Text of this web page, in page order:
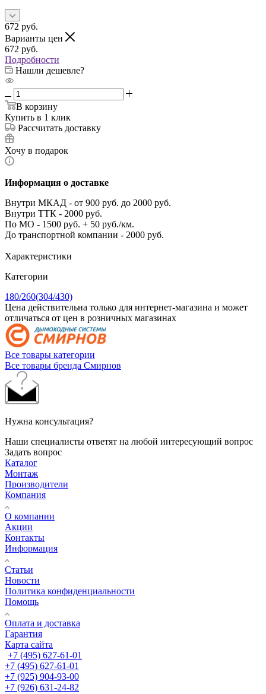
672 руб.
Варианты цен
672 руб.
Подробности
Нашли дешевле?
В корзину
Купить в 1 клик
Рассчитать доставку
Хочу в подарок
Информация о доставке
Внутри МКАД - от 900 руб. до 2000 руб.
Внутри ТТК - 2000 руб.
По МО - 1500 руб. + 50 руб./км.
До транспортной компании - 2000 руб.
Характеристики
Категории
180/260(304/430)
Цена действительна только для интернет-магазина и может
отличаться от цен в розничных магазинах
Все товары категории
Все товары бренда Смирнов
Нужна консультация?
Наши специалисты ответят на любой интересующий вопрос
Задать вопрос
Каталог
Монтаж
Производители
Компания
О компании
Акции
Контакты
Информация
Статьи
Новости
Политика конфиденциальности
Помощь
Оплата и доставка
Гарантия
Карта сайта
+7 (495) 627-61-01
+7 (495) 627-61-01
+7 (925) 904-93-00
+7 (926) 631-24-82